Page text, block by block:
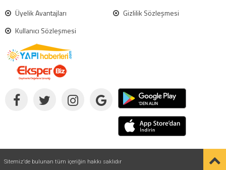
Üyelik Avantajları
Gizlilik Sözleşmesi
Kullanıcı Sözleşmesi
Sitemiz'de bulunan tüm içeriğin hakkı saklıdır